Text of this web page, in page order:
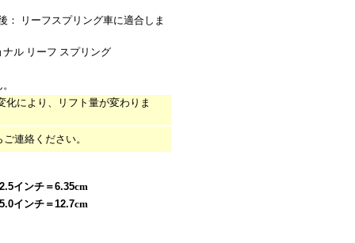
： リーフスプリング車に適合しま
ル リーフ スプリング
により、リフト量が変わりま
連絡ください。
インチ＝6.35cm
インチ＝12.7cm